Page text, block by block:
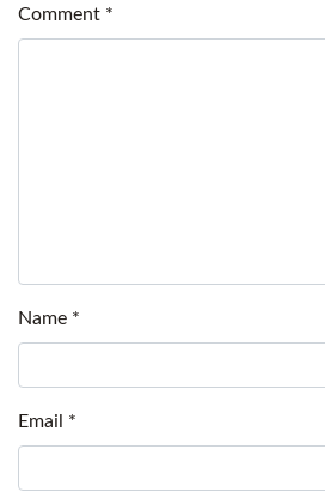
Comment *
Name *
Email *